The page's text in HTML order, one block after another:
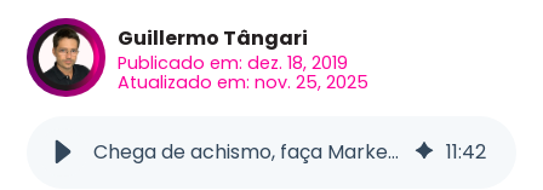
Guillermo Tângari
Publicado em: dez. 18, 2019
Atualizado em: nov. 25, 2025
Chega de achismo, faça Marketing orientado por dados! 11:42